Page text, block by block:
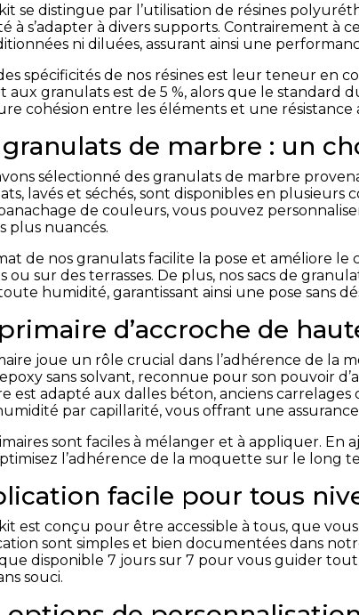
se distingue par l’utilisation de résines
à s’adapter à divers supports. Contrairement à
ni diluées, assurant ainsi une
spécificités de nos résines est leur teneur en
aux granulats est de 5 %, alors que le standard
cohésion entre les éléments et une résistance
granulats de marbre : un
sélectionné des granulats de marbre
lavés et séchés, sont disponibles en
de couleurs, vous pouvez
plus nuancés.
de nos granulats facilite la pose et améliore
ou sur des terrasses. De plus, nos sacs de
humidité, garantissant ainsi une pose sans
d’accroche de
joue un rôle crucial dans l’adhérence de la
sans solvant, reconnue pour son pouvoir
est adapté aux dalles béton, anciens
par capillarité, vous offrant une
sont faciles à mélanger et à appliquer.
l’adhérence de la moquette sur le long
facile pour tous
est conçu pour être accessible à tous, que
sont simples et bien documentées dans
disponible 7 jours sur 7 pour vous guider
souci.